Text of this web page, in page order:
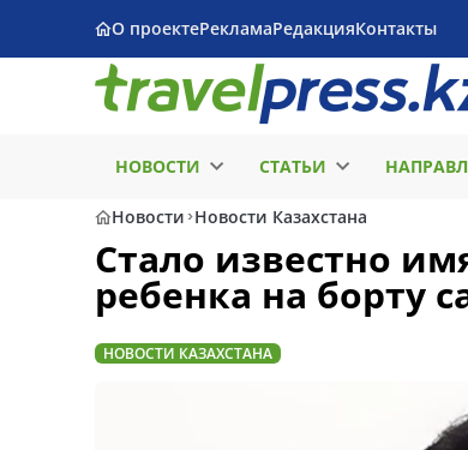
О проектеРекламаРедакцияКонтакты
НОВОСТИ СТАТЬИ
Новости Новости Казахстана
Стало известно
ребенка на борту
НОВОСТИ КАЗАХСТАНА